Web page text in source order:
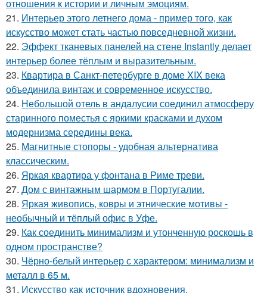
отношения к истории и личным эмоциям.
21. Интерьер этого летнего дома - пример того, как
искусство может стать частью повседневной жизни.
22. Эффект тканевых панелей на стене Instantly делает
интерьер более тёплым и выразительным.
23. Квартира в Санкт-петербурге в доме XIX века
объединила винтаж и современное искусство.
24. Небольшой отель в андалусии соединил атмосферу
старинного поместья с яркими красками и духом
модернизма середины века.
25. Магнитные стопоры - удобная альтернатива
классическим.
26. Яркая квартира у фонтана в Риме треви.
27. Дом с винтажным шармом в Португалии.
28. Яркая живопись, ковры и этнические мотивы -
необычный и тёплый офис в Уфе.
29. Как соединить минимализм и утонченную роскошь в
одном пространстве?
30. Чёрно-белый интерьер с характером: минимализм и
металл в 65 м.
31. Искусство как источник вдохновения.